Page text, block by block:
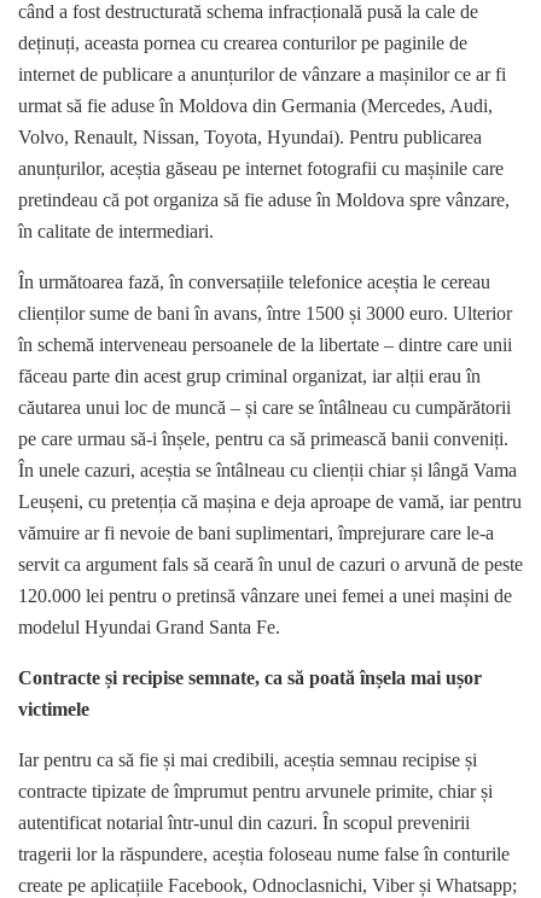
când a fost destructurată schema infracțională pusă la cale de
deținuți, aceasta pornea cu crearea conturilor pe paginile de
internet de publicare a anunțurilor de vânzare a mașinilor ce ar fi
urmat să fie aduse în Moldova din Germania (Mercedes, Audi,
Volvo, Renault, Nissan, Toyota, Hyundai). Pentru publicarea
anunțurilor, aceștia găseau pe internet fotografii cu mașinile care
pretindeau că pot organiza să fie aduse în Moldova spre vânzare,
în calitate de intermediari.
În următoarea fază, în conversațiile telefonice aceștia le cereau
clienților sume de bani în avans, între 1500 și 3000 euro. Ulterior
în schemă interveneau persoanele de la libertate – dintre care unii
făceau parte din acest grup criminal organizat, iar alții erau în
căutarea unui loc de muncă – și care se întâlneau cu cumpărătorii
pe care urmau să-i înșele, pentru ca să primească banii conveniți.
În unele cazuri, aceștia se întâlneau cu clienții chiar și lângă Vama
Leușeni, cu pretenția că mașina e deja aproape de vamă, iar pentru
vămuire ar fi nevoie de bani suplimentari, împrejurare care le-a
servit ca argument fals să ceară în unul de cazuri o arvună de peste
120.000 lei pentru o pretinsă vânzare unei femei a unei mașini de
modelul Hyundai Grand Santa Fe.
Contracte și recipise semnate, ca să poată înșela mai ușor
victimele
Iar pentru ca să fie și mai credibili, aceștia semnau recipise și
contracte tipizate de împrumut pentru arvunele primite, chiar și
autentificat notarial într-unul din cazuri. În scopul prevenirii
tragerii lor la răspundere, aceștia foloseau nume false în conturile
create pe aplicațiile Facebook, Odnoclasnichi, Viber și Whatsapp;